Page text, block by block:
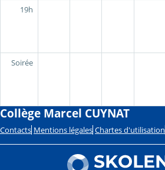
19h
Soirée
Collège Marcel CUYNAT
Contacts Mentions légales Chartes d'utilisation